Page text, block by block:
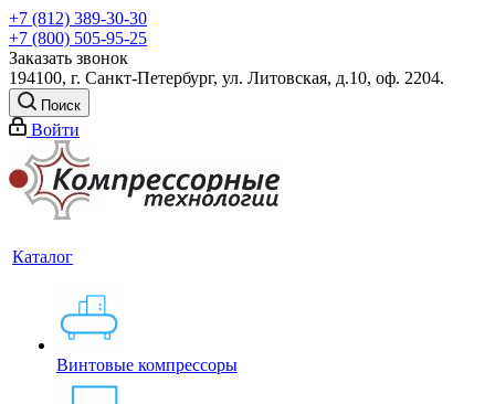
+7 (812) 389-30-30
+7 (800) 505-95-25
Заказать звонок
194100, г. Санкт-Петербург, ул. Литовская, д.10, оф. 2204.
Поиск
Войти
Каталог
Винтовые компрессоры